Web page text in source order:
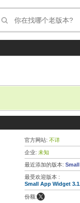
官方网站: 不详
企业: 未知
最近添加的版本:
最受欢迎版本 :
Small App Widget
份额: